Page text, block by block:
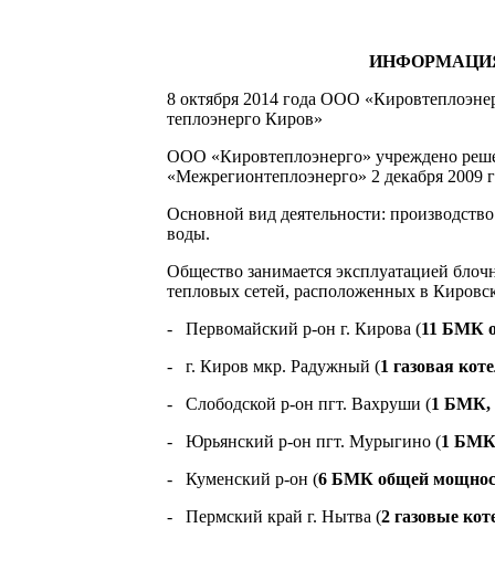
8 октября 2014 года ООО
теплоэнерго Киров»
ООО «Кировтеплоэнерго» учреждено
«Межрегионтеплоэнерго» 2 декабря 2009
Основной вид деятельности:
воды.
Общество занимается эксплуатацией
тепловых сетей, расположенных в
- Первомайский р-он г. Кирова (11 БМК
- г. Киров мкр. Радужный (1 газовая
- Слободской р-он пгт. Вахруши (1 БМК,
- Юрьянский р-он пгт. Мурыгино (1
- Куменский р-он (6 БМК общей
- Пермский край г. Нытва (2 газовые